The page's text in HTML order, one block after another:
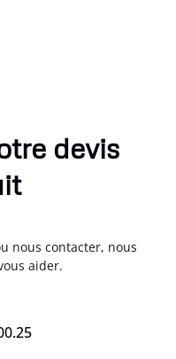
devis
nous contacter, nous
aider.